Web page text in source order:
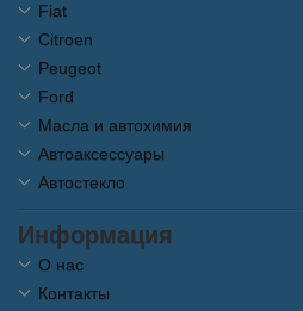
Fiat
Citroen
Peugeot
Ford
Масла и автохимия
Автоаксессуары
Автостекло
Информация
О нас
Контакты